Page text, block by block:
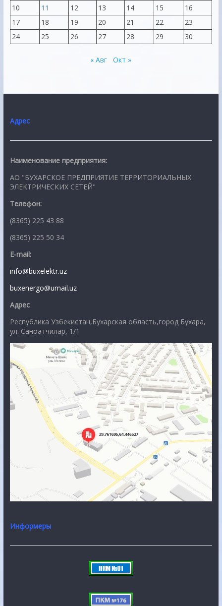
10 11 12 13 14 15
16
17
18 19 20 21 22
23
24
25 26 27 28 29 30
« Авг Окт »
Адрес
Наименование предприятия:
АО "БУХАРСКОЕ ПРЕДПРИЯТИЕ ТЕРРИТОРИАЛЬНЫХ
ЭЛЕКТРИЧЕСКИХ СЕТЕЙ"
Телефон:
(8365) 225 43 88
(8365) 225 50 34
E-mail:
info@buxelektr.uz
buxenergo@umail.uz
Адрес
Республика Узбекистан,Бухарская область,город Бухара,
ул. Саноатчилар, 1/1
Информеры